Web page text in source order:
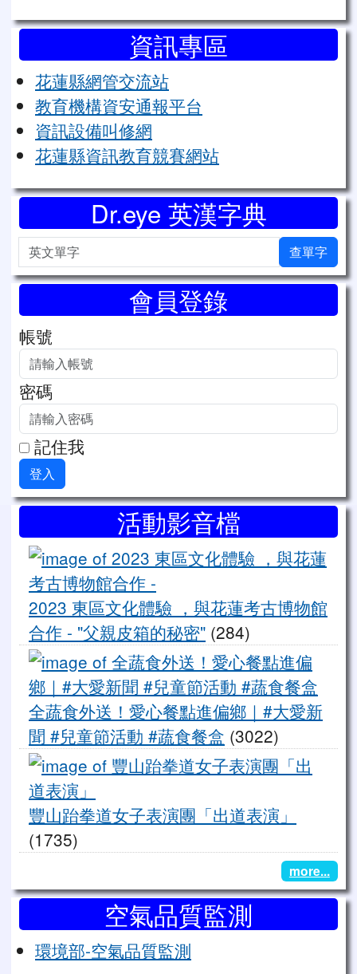
資訊專區
花蓮縣網管交流站
教育機構資安通報平台
資訊設備叫修網
花蓮縣資訊教育競賽網站
Dr.eye 英漢字典
英文單字 查單字
會員登錄
帳號
密碼
記住我
登入
右邊區域內容活動影音檔
2023 東區文化體驗 ，與花蓮考古博物館
合作 - "父親皮箱的秘密" (284)
全蔬食外送！愛心餐點進偏鄉｜#大愛新
聞 #兒童節活動 #蔬食餐盒 (3022)
豐山跆拳道女子表演團「出道表演」
(1735)
more...
空氣品質監測
環境部-空氣品質監測